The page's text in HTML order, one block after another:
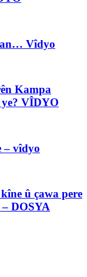
Vîdyo
Kampa
VÎDYO
– vîdyo
û çawa pere
DOSYA